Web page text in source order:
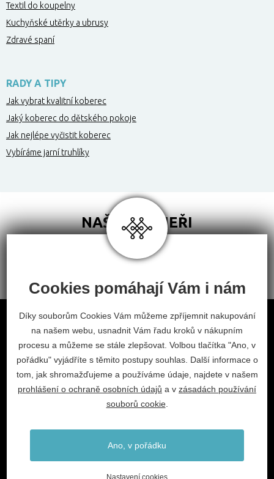
Textil do koupelny
Kuchyňské utěrky a ubrusy
Zdravé spaní
RADY A TIPY
Jak vybrat kvalitní koberec
Jaký koberec do dětského pokoje
Jak nejlépe vyčistit koberec
Vybíráme jarní truhlíky
NAŠI PARTNEŘI
Obchodní podmínky
Odstoupení od smlouvy
Nastavení cookies
facebookinstagram
2026 © Habitat, a.s.
info@habitat-cz.cz
+420 568 620 101 (prodejna)
Cookies pomáhají Vám i nám
Díky souborům Cookies Vám můžeme zpříjemnit nakupování
na našem webu, usnadnit Vám řadu kroků v nákupním
procesu a můžeme se stále zlepšovat. Volbou tlačítka "Ano, v
pořádku" vyjádříte s těmito postupy souhlas. Další informace o
tom, jak shromažďujeme a používáme údaje, najdete v našem
prohlášení o ochraně osobních údajů a v zásadách používání
souborů cookie.
Ano, v pořádku
Nastavení cookies